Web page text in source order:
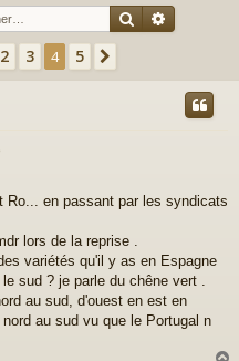
Rechercher
2 3 4 5
Ro... en passant par les syndicats
lors de la reprise .
variétés qu'il y as en Espagne
sud ? je parle du chêne vert .
au sud, d'ouest en est en
au sud vu que le Portugal n